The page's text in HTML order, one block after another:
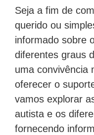
Seja a fim de
querido ou
informado sobre
diferentes graus
uma convivência
oferecer o
vamos explorar
autista e os
fornecendo